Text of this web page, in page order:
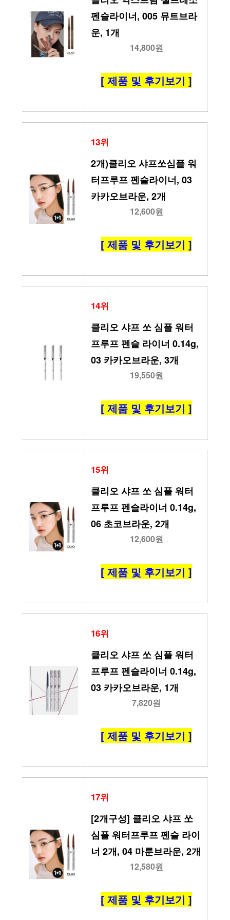
펜슬라이너, 005 뮤트브라
운, 1개
14,800원
[ 제품 및 후기보기 ]
13위
2개)클리오 샤프쏘심플 워
터프루프 펜슬라이너, 03
카카오브라운, 2개
12,600원
[ 제품 및 후기보기 ]
14위
클리오 샤프 쏘 심플 워터
프루프 펜슬 라이너 0.14g,
03 카카오브라운, 3개
19,550원
[ 제품 및 후기보기 ]
15위
클리오 샤프 쏘 심플 워터
프루프 펜슬라이너 0.14g,
06 초코브라운, 2개
12,600원
[ 제품 및 후기보기 ]
16위
클리오 샤프 쏘 심플 워터
프루프 펜슬라이너 0.14g,
03 카카오브라운, 1개
7,820원
[ 제품 및 후기보기 ]
17위
[2개구성] 클리오 샤프 쏘
심플 워터프루프 펜슬 라이
너 2개, 04 마룬브라운, 2개
12,580원
[ 제품 및 후기보기 ]